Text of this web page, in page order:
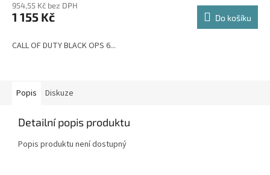
954,55 Kč bez DPH
1 155 Kč Do košíku
CALL OF DUTY BLACK OPS 6...
Popis Diskuze
Detailní popis produktu
Popis produktu není dostupný